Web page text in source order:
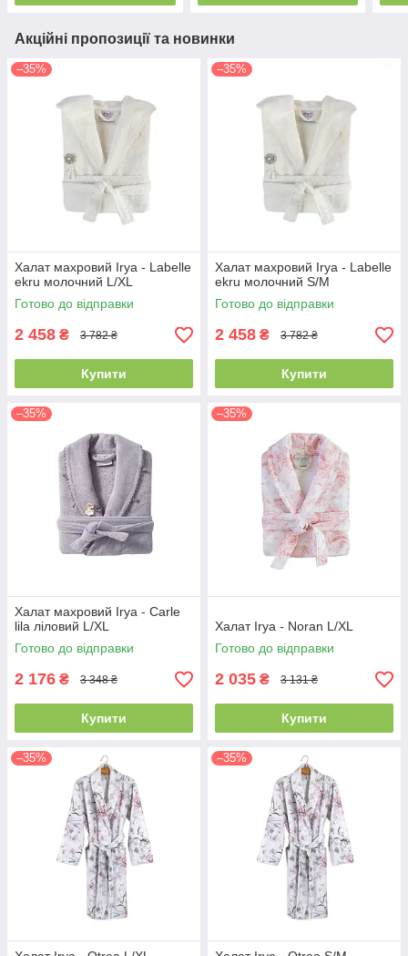
Акційні пропозиції та новинки
–35%
Халат махровий Irya - Labelle
ekru молочний L/XL
Готово до відправки
2 458 ₴ 3 782 ₴
Купити
–35%
Халат махровий Irya - Labelle
ekru молочний S/M
Готово до відправки
2 458 ₴ 3 782 ₴
Купити
–35%
Халат махровий Irya - Carle
lila ліловий L/XL
Готово до відправки
2 176 ₴ 3 348 ₴
Купити
–35%
Халат Irya - Noran L/XL
Готово до відправки
2 035 ₴ 3 131 ₴
Купити
–35% –35%